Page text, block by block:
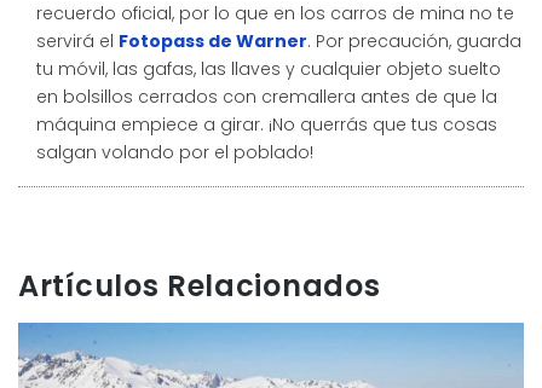
recuerdo oficial, por lo que en los carros de mina no te
servirá el Fotopass de Warner. Por precaución, guarda
tu móvil, las gafas, las llaves y cualquier objeto suelto
en bolsillos cerrados con cremallera antes de que la
máquina empiece a girar. ¡No querrás que tus cosas
salgan volando por el poblado!
Artículos Relacionados